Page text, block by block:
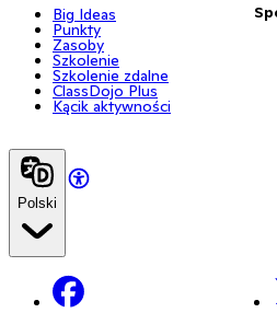
Big Ideas
Punkty
Zasoby
Szkolenie
Szkolenie zdalne
ClassDojo Plus
Kącik aktywności
Polski
Facebook